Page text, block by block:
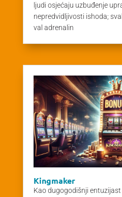
ljudi osjećaju uzbuđenje
nepredvidljivosti ishoda;
val adrenalin
Kingmaker
Kao dugogodišnji